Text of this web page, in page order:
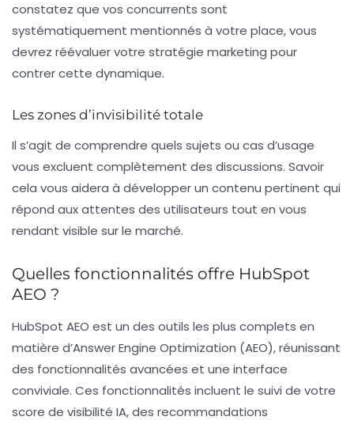
constatez que vos concurrents sont
systématiquement mentionnés à votre place, vous
devrez réévaluer votre stratégie marketing pour
contrer cette dynamique.
Les zones d’invisibilité totale
Il s’agit de comprendre quels sujets ou cas d’usage
vous excluent complètement des discussions. Savoir
cela vous aidera à développer un contenu pertinent qui
répond aux attentes des utilisateurs tout en vous
rendant visible sur le marché.
Quelles fonctionnalités offre HubSpot
AEO ?
HubSpot AEO est un des outils les plus complets en
matière d’Answer Engine Optimization (AEO), réunissant
des fonctionnalités avancées et une interface
conviviale. Ces fonctionnalités incluent le suivi de votre
score de visibilité IA, des recommandations